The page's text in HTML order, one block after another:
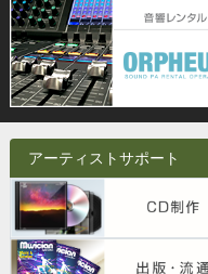
アーティストサポート